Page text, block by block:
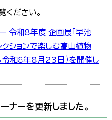
ください。
令和8年度 企画展「早池
ションで楽しむ高山植物
令和8年8月23日）を開催し
ナーを更新しました。